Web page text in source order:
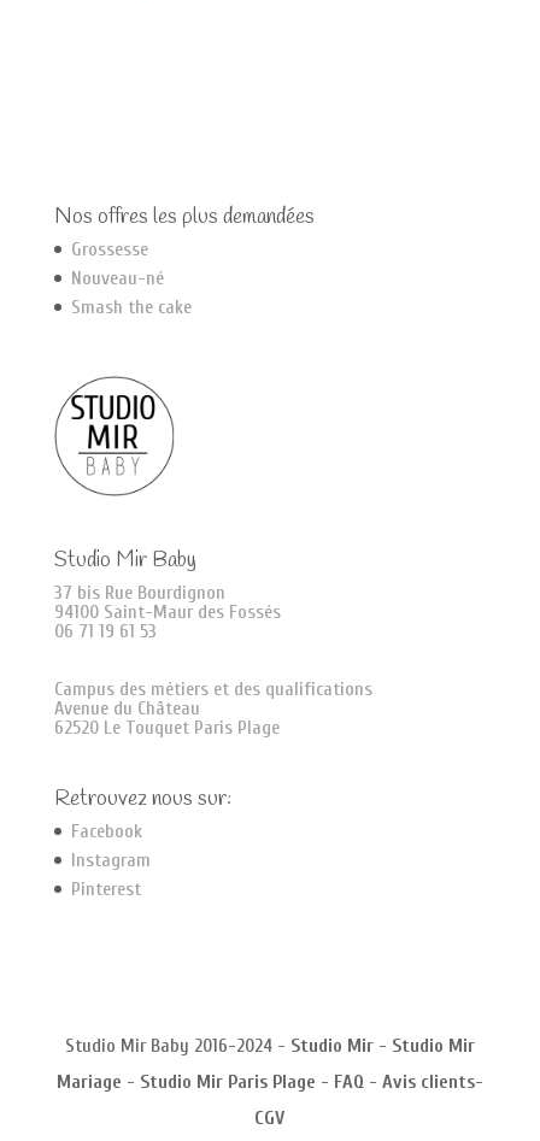
Nos offres les plus demandées
Grossesse
Nouveau-né
Smash the cake
Studio Mir Baby
37 bis Rue Bourdignon
94100 Saint-Maur des Fossés
06 71 19 61 53
Campus des métiers et des qualifications
Avenue du Château
62520 Le Touquet Paris Plage
Retrouvez nous sur:
Facebook
Instagram
Pinterest
Studio Mir Baby 2016-2024 - Studio Mir- Studio Mir
Mariage - Studio Mir Paris Plage - FAQ- Avis clients-
CGV